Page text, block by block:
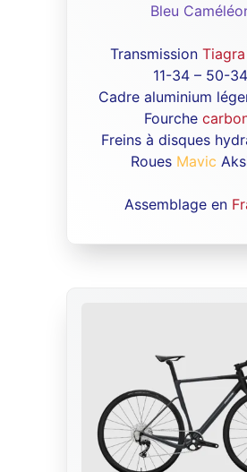
Bleu
Transmission Tiagra
11-34 – 50-34
Cadre aluminium
Fourche
Freins à disques
Roues Mavic
Assemblage en